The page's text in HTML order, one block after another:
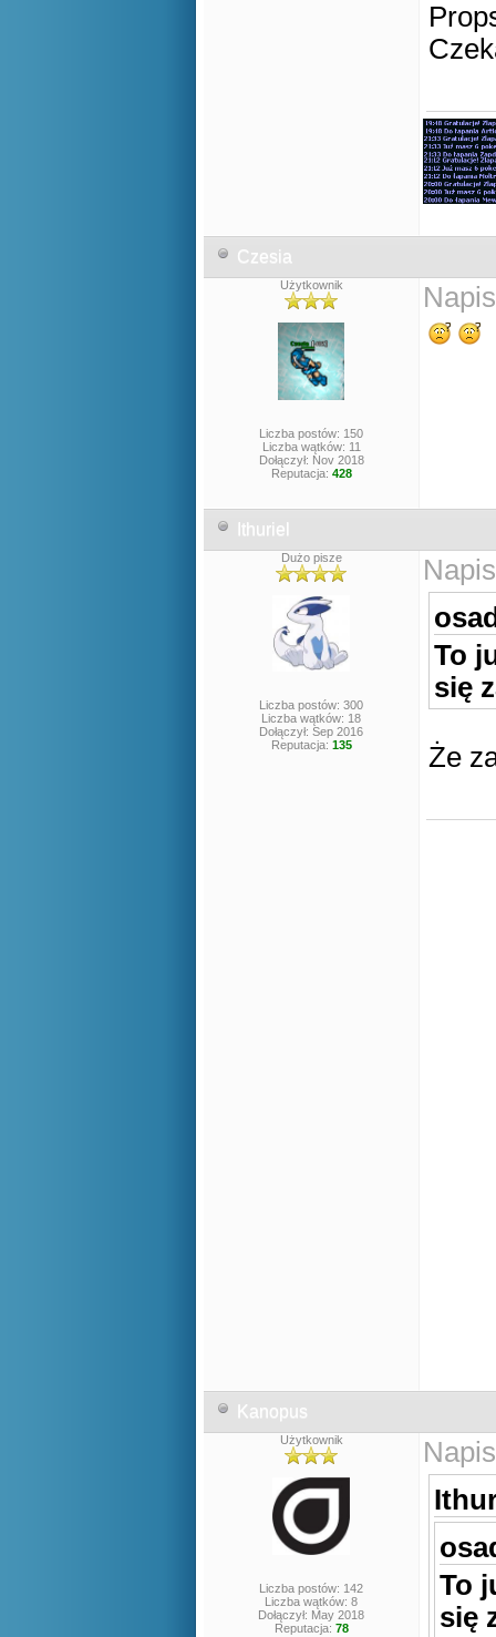
Czesia
Użytkownik
Liczba postów: 150
Liczba wątków: 11
Dołączył: Nov 2018
Reputacja: 428
Ithuriel
Dużo pisze
Liczba postów: 300
Liczba wątków: 18
Dołączył: Sep 2016
Reputacja: 135
To
się
Że
Kanopus
Użytkownik
Liczba postów: 142
Liczba wątków: 8
Dołączył: May 2018
Reputacja: 78
To
się